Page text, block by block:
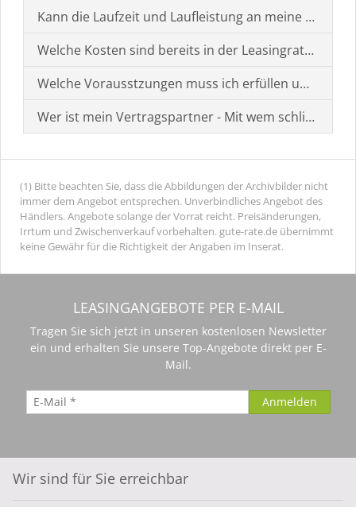
Kann die Laufzeit und Laufleistung an meine
Welche Kosten sind bereits in der Leasingrate
Welche Vorausstzungen muss ich erfüllen um einen
Wer ist mein Vertragspartner - Mit wem schließe ich
(1) Bitte beachten Sie, dass die Abbildungen der Archivbilder nicht
immer dem Angebot entsprechen. Unverbindliches Angebot des
Händlers. Angebote solange der Vorrat reicht. Preisänderungen,
Irrtum und Zwischenverkauf vorbehalten. gute-rate.de übernimmt
keine Gewähr für die Richtigkeit der Angaben im Inserat.
LEASINGANGEBOTE PER E-MAIL
Tragen Sie sich jetzt in unseren kostenlosen Newsletter
ein und erhalten Sie unsere Top-Angebote direkt per E-
Mail.
Wir sind für Sie erreichbar